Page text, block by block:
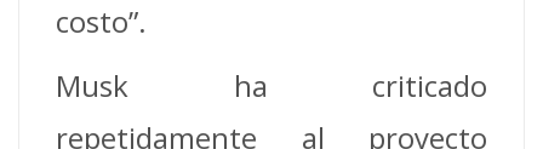
costo”.
Musk ha criticado
repetidamente al proyecto